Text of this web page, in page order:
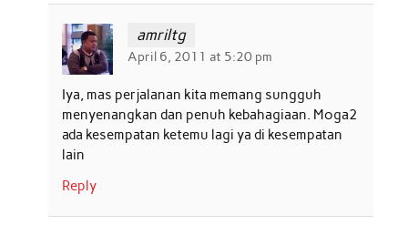
amriltg
April 6, 2011 at 5:20 pm
Iya, mas perjalanan kita memang sungguh
menyenangkan dan penuh kebahagiaan. Moga2
ada kesempatan ketemu lagi ya di kesempatan
lain
Reply